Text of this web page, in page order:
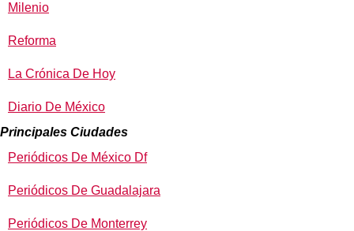
Milenio
Reforma
La Crónica De Hoy
Diario De México
Principales Ciudades
Periódicos De México Df
Periódicos De Guadalajara
Periódicos De Monterrey